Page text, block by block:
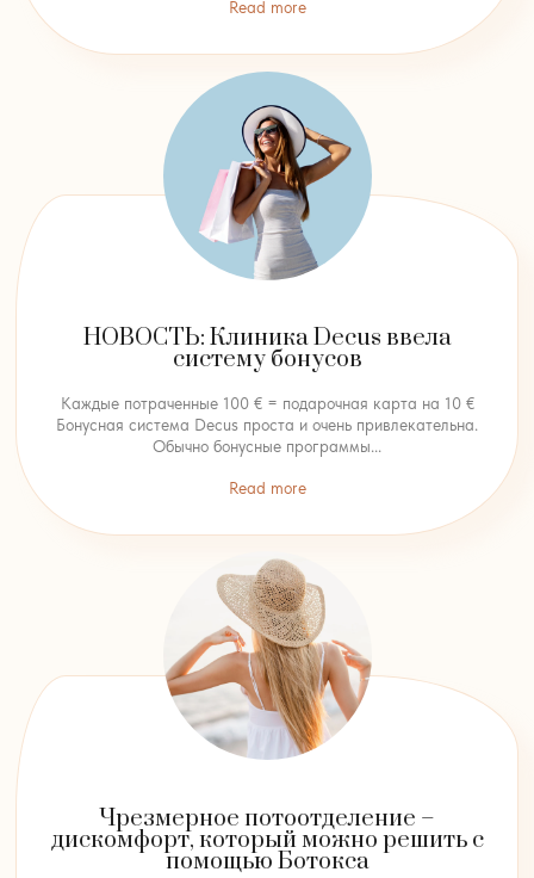
Read more
НОВОСТЬ: Клиника Decus ввела
систему бонусов
Каждые потраченные 100 € = подарочная карта на 10 €
Бонусная система Decus проста и очень привлекательна.
Обычно бонусные программы...
Read more
Чрезмерное потоотделение –
дискомфорт, который можно решить с
помощью Ботокса